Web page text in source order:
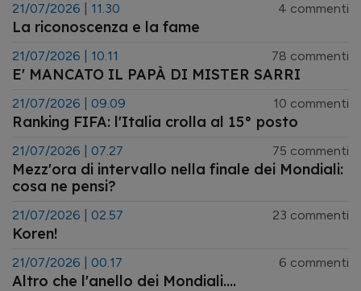
21/07/2026 | 11.30 4 commenti
La riconoscenza e la fame
21/07/2026 | 10.11 78 commenti
E' MANCATO IL PAPÀ DI MISTER SARRI
21/07/2026 | 09.09 10 commenti
Ranking FIFA: l'Italia crolla al 15° posto
21/07/2026 | 07.27 75 commenti
Mezz'ora di intervallo nella finale dei Mondiali:
cosa ne pensi?
21/07/2026 | 02.57 23 commenti
Koren!
21/07/2026 | 00.17 6 commenti
Altro che l'anello dei Mondiali....